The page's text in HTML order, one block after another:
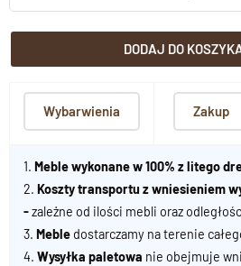
DODAJ DO
Wybarwienia Zakup
1. Meble wykonane w 100% z litego
2. Koszty transportu z wniesieniem
-zależne od ilości mebli oraz
3. Meble dostarczamy na terenie
4. Wysyłka paletowa nie obejmuje